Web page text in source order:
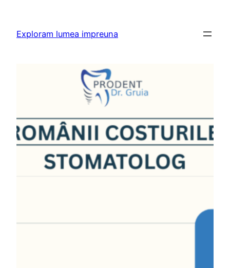
content
Exploram lumea impreuna